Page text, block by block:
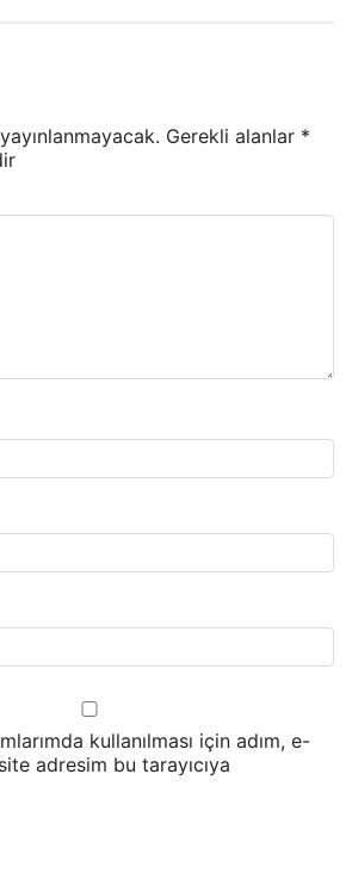
Gerekli alanlar *
kullanılması için adım, e-
adresim bu tarayıcıya